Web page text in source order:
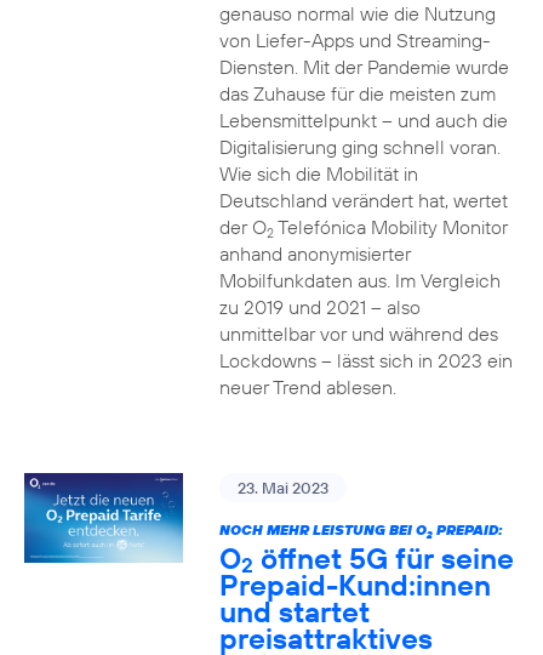
genauso normal wie die Nutzung
von Liefer-Apps und Streaming-
Diensten. Mit der Pandemie wurde
das Zuhause für die meisten zum
Lebensmittelpunkt – und auch die
Digitalisierung ging schnell voran.
Wie sich die Mobilität in
Deutschland verändert hat, wertet
der O2Telefónica Mobility Monitor
anhand anonymisierter
Mobilfunkdaten aus. Im Vergleich
zu 2019 und 2021 – also
unmittelbar vor und während des
Lockdowns – lässt sich in 2023 ein
neuer Trend ablesen.
23. Mai 2023
NOCH MEHR LEISTUNG BEI O2PREPAID:
O2 öffnet 5G für seine
Prepaid-Kund:innen
und startet
preisattraktives